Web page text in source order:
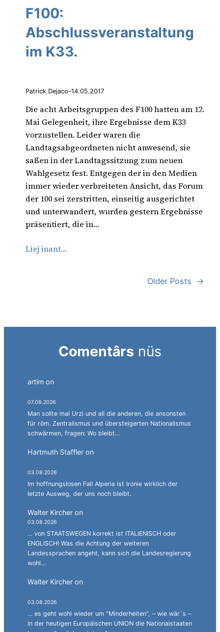
F100:
Abschlussveranstaltung
im K33.
Patrick Dejaco–14.05.2017
Die acht Arbeitsgruppen des F100 hatten am 12.
Mai Gelegenheit, ihre Ergebnisse dem K33
vorzustellen. Leider waren die
Landtagsabgeordneten nicht anwesend, sie
saßen in der Landtagssitzung zum neuen
Wahlgesetz fest. Entgegen der in den Medien
immer wieder verbreiteten Ansicht, das Forum
der 100 sei zerstritten, einseitig ausgerichtet
und unterwandert, wurden gestern Ergebnisse
präsentiert, die in…
Liej inant…
Older Posts →
Comentârs nüs
artim on
07.08.2026
Man sollte mal Urzì und all die anderen, die ansonsten
für röm. Zentralismus und übersteigerten Nationalismus
schwärmen, fragen: Wo bleibt…
Hartmuth Staffler on
03.08.2026
Im hoffnungslosen Fall Alperia ist Ironie wirklich der
letzte Ausweg, der uns noch bleibt.
Walter Kircher on
03.08.2026
… von STAATSWEGEN korrekt ist ITALIENISCH oder
ENGLISCH! Was die Achtung der weiteren
Landessprachen angeht, kann sich die Landesregierung
wohl…
Walter Kircher on
03.08.2026
… es geht wohl wieder um “Minderheiten”, – wie wär´s –
in der heutigen Europäischen UNION die Nationalstaaten